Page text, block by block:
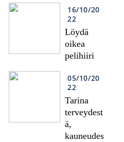
16/10/20
22
Löydä
oikea
pelihiiri
05/10/20
22
Tarina
terveydest
ä,
kauneudes